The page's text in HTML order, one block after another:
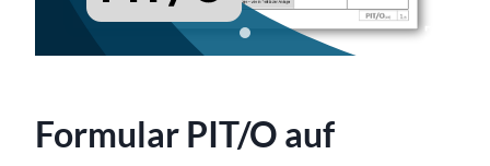
Formular PIT/O auf